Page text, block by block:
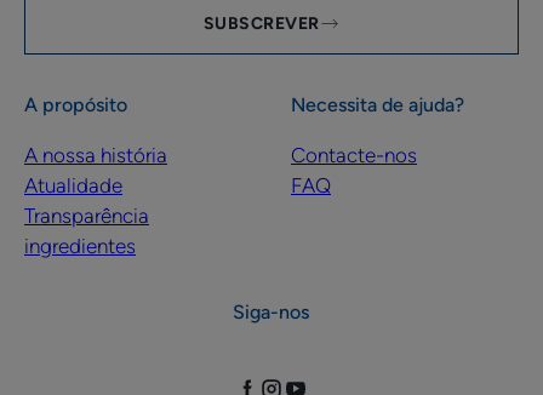
SUBSCREVER
A propósito
A nossa história
Atualidade
Transparência
ingredientes
Necessita de ajuda?
Contacte-nos
FAQ
Siga-nos